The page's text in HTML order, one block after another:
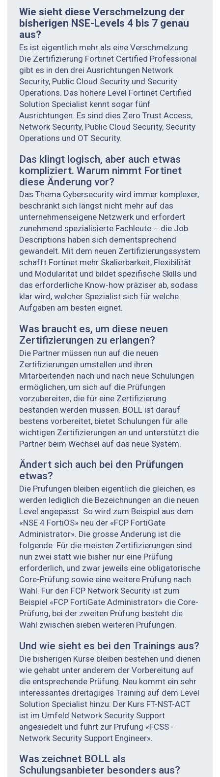
Wie sieht diese Verschmelzung der
bisherigen NSE-Levels 4 bis 7 genau
aus?
Es ist eigentlich mehr als eine Verschmelzung.
Die Zertifizierung Fortinet Certified Professional
gibt es in den drei Ausrichtungen Network
Security, Public Cloud Security und Security
Operations. Das höhere Level Fortinet Certified
Solution Specialist kennt sogar fünf
Ausrichtungen. Es sind dies Zero Trust Access,
Network Security, Public Cloud Security, Security
Operations und OT Security.
Das klingt logisch, aber auch etwas
kompliziert. Warum nimmt Fortinet
diese Änderung vor?
Das Thema Cybersecurity wird immer komplexer,
beschränkt sich längst nicht mehr auf das
unternehmenseigene Netzwerk und erfordert
zunehmend spezialisierte Fachleute – die Job
Descriptions haben sich dementsprechend
gewandelt. Mit dem neuen Zertifizierungssystem
schafft Fortinet mehr Skalierbarkeit, Flexibilität
und Modularität und bildet spezifische Skills und
das erforderliche Know-how präziser ab, sodass
klar wird, welcher Spezialist sich für welche
Aufgaben am besten eignet.
Was braucht es, um diese neuen
Zertifizierungen zu erlangen?
Die Partner müssen nun auf die neuen
Zertifizierungen umstellen und ihren
Mitarbeitenden nach und nach neue Schulungen
ermöglichen, um sich auf die Prüfungen
vorzubereiten, die für eine Zertifizierung
bestanden werden müssen. BOLL ist darauf
bestens vorbereitet, bietet Schulungen für alle
wichtigen Zertifizierungen an und unterstützt die
Partner beim Wechsel auf das neue System.
Ändert sich auch bei den Prüfungen
etwas?
Die Prüfungen bleiben eigentlich die gleichen, es
werden lediglich die Bezeichnungen an die neuen
Level angepasst. So wird zum Beispiel aus dem
«NSE 4 FortiOS» neu der «FCP FortiGate
Administrator». Die grosse Änderung ist die
folgende: Für die meisten Zertifizierungen sind
nun zwei statt wie bisher nur eine Prüfung
erforderlich, und zwar jeweils eine obligatorische
Core-Prüfung sowie eine weitere Prüfung nach
Wahl. Für den FCP Network Security ist zum
Beispiel «FCP FortiGate Administrator» die Core-
Prüfung, bei der zweiten Prüfung besteht die
Wahl zwischen sieben weiteren Prüfungen.
Und wie sieht es bei den Trainings aus?
Die bisherigen Kurse bleiben bestehen und dienen
wie gehabt unter anderem der Vorbereitung auf
die entsprechende Prüfung. Neu kommt ein sehr
interessantes dreitägiges Training auf dem Level
Solution Specialist hinzu: Der Kurs FT-NST-ACT
ist im Umfeld Network Security Support
angesiedelt und führt zur Prüfung «FCSS -
Network Security Support Engineer».
Was zeichnet BOLL als
Schulungsanbieter besonders aus?